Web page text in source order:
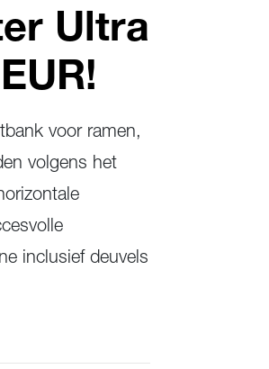
Ultra
voor ramen,
volgens het
inclusief deuvels